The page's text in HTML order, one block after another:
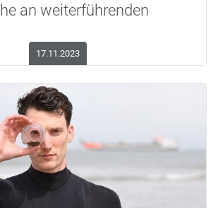
an weiterführenden
17.11.2023